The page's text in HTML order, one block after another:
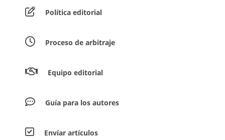
Política editorial
Proceso de arbitraje
Equipo editorial
Guía para los autores
Envíar artículos